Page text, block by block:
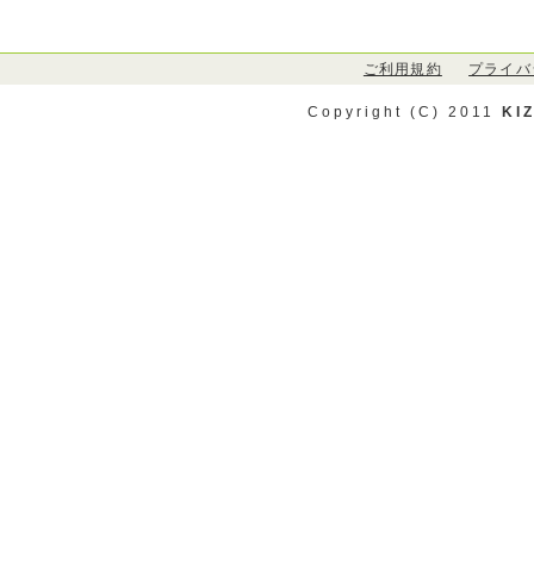
ご利用規約 プライ
Copyright (C) 2011